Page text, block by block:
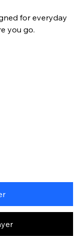
for everyday
you go.